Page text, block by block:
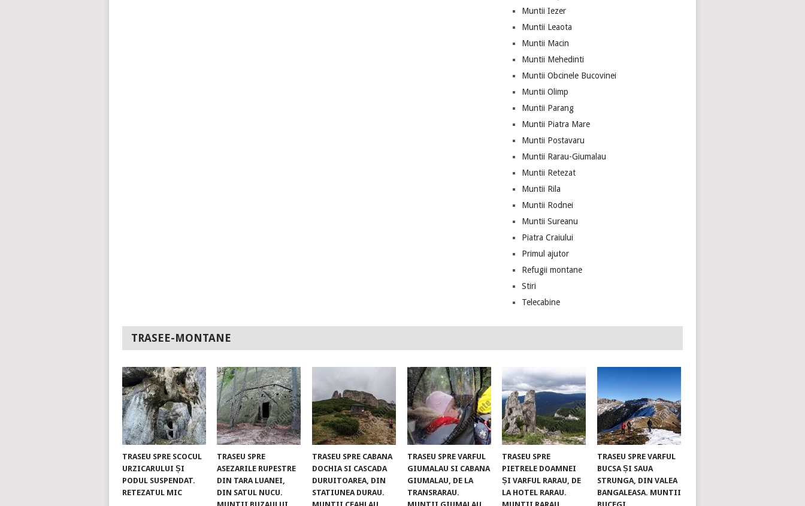
Muntii Iezer
Muntii Leaota
Muntii Macin
Muntii Mehedinti
Muntii Obcinele Bucovinei
Muntii Olimp
Muntii Parang
Muntii Piatra Mare
Muntii Postavaru
Muntii Rarau-Giumalau
Muntii Retezat
Muntii Rila
Muntii Rodnei
Muntii Sureanu
Piatra Craiului
Primul ajutor
Refugii montane
Stiri
Telecabine
TRASEE-MONTANE
TRASEU SPRE SCOCUL
URZICARULUI ȘI
PODUL SUSPENDAT.
RETEZATUL MIC
TRASEU SPRE
ASEZARILE RUPESTRE
DIN TARA LUANEI,
DIN SATUL NUCU.
TRASEU SPRE CABANA
DOCHIA SI CASCADA
DURUITOAREA, DIN
STATIUNEA DURAU.
TRASEU SPRE VARFUL
GIUMALAU SI CABANA
GIUMALAU, DE LA
TRANSRARAU.
TRASEU SPRE
PIETRELE DOAMNEI
ȘI VARFUL RARAU, DE
LA HOTEL RARAU.
TRASEU SPRE VARFUL
BUCSA ȘI SAUA
STRUNGA, DIN VALEA
BANGALEASA. MUNTII